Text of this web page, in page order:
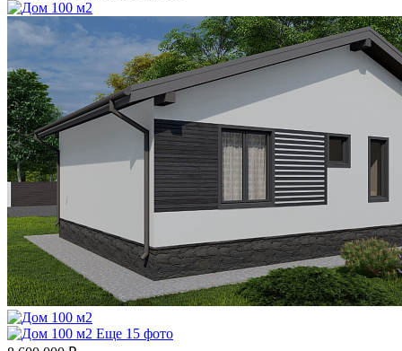
Еще 15 фото